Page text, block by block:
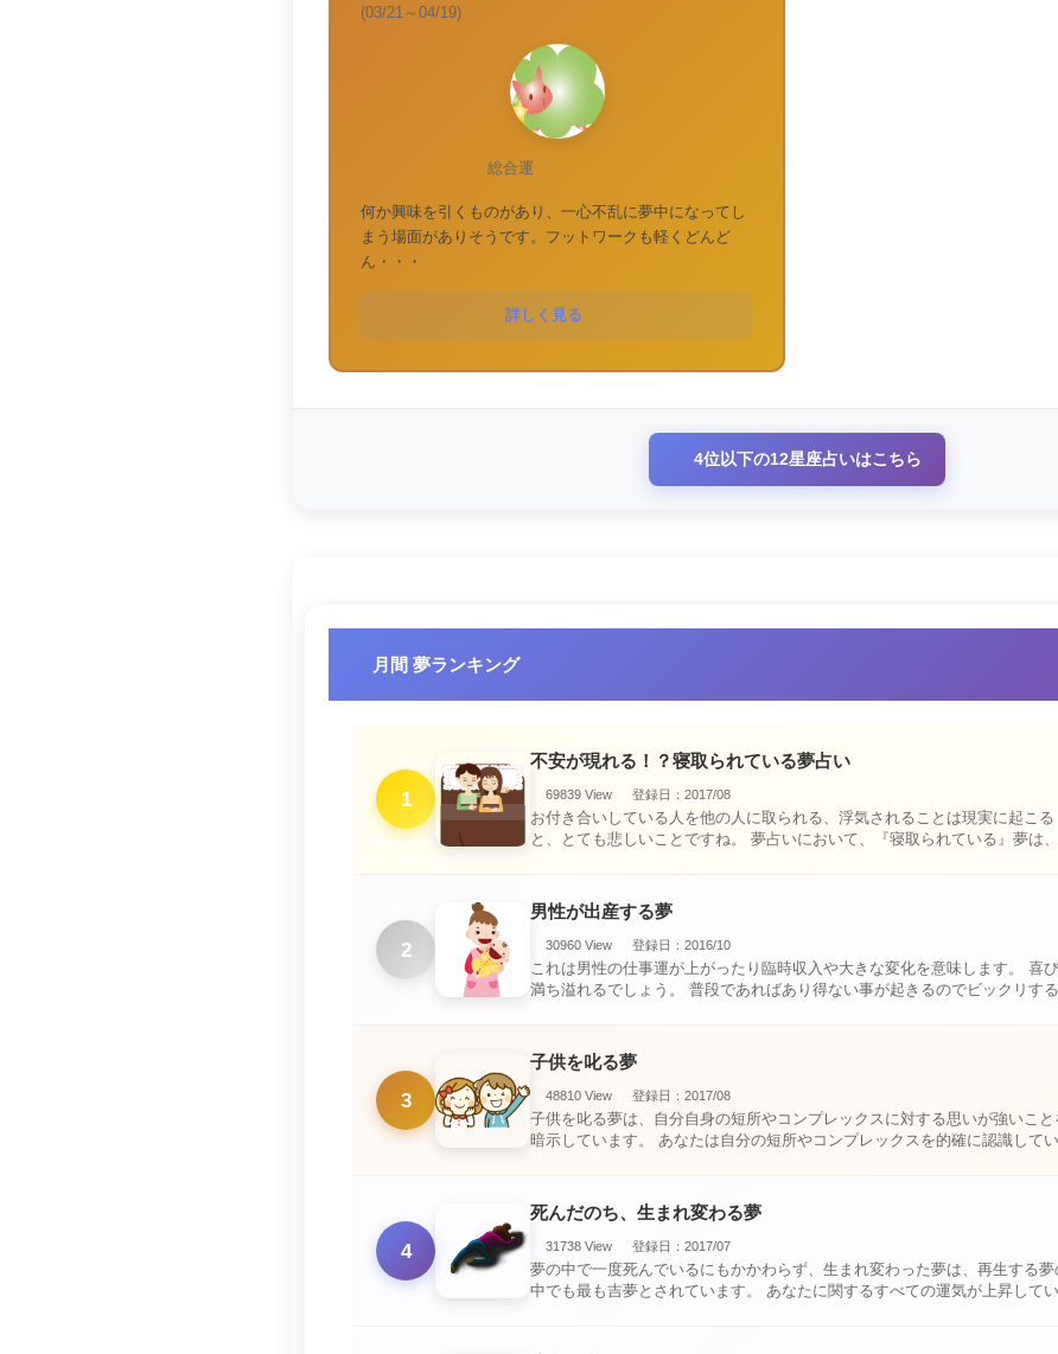
(03/21～04/19)
総合運
何か興味を引くものがあり、一心不乱に夢中になってし
まう場面がありそうです。フットワークも軽くどんど
ん・・・
詳しく見る
4位以下の12星座占いはこちら
月間 夢ランキング
1
不安が現れる！？寝取られている夢占い
69839 View 登録日：2017/08
お付き合いしている人を他の人に取られる、浮気されることは現実に起こる
と、とても悲しいことですね。 夢占いにおいて、『寝取られている』夢は、現
2
男性が出産する夢
30960 View 登録日：2016/10
これは男性の仕事運が上がったり臨時収入や大きな変化を意味します。 喜びに
満ち溢れるでしょう。 普段であればあり得ない事が起きるのでビックリするで
3
子供を叱る夢
48810 View 登録日：2017/08
子供を叱る夢は、自分自身の短所やコンプレックスに対する思いが強いこと
暗示しています。 あなたは自分の短所やコンプレックスを的確に認識してい
4
死んだのち、生まれ変わる夢
31738 View 登録日：2017/07
夢の中で一度死んでいるにもかかわらず、生まれ変わった夢は、再生する夢
中でも最も吉夢とされています。 あなたに関するすべての運気が上昇している